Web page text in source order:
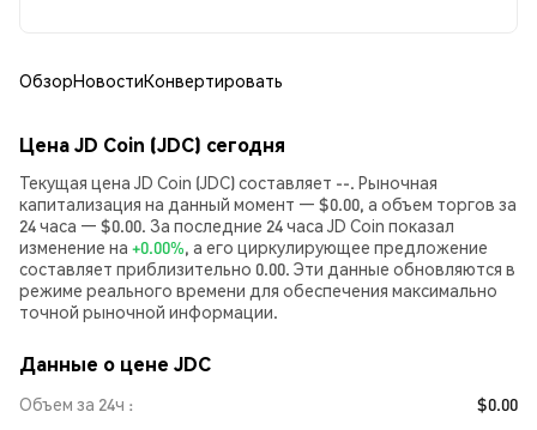
ОбзорНовостиКонвертировать
Цена JD Coin (JDC) сегодня
Текущая цена JD Coin (JDC) составляет --. Рыночная
капитализация на данный момент — $0.00, а объем торгов за
24 часа — $0.00. За последние 24 часа JD Coin показал
изменение на +0.00%, а его циркулирующее предложение
составляет приблизительно 0.00. Эти данные обновляются в
режиме реального времени для обеспечения максимально
точной рыночной информации.
Данные о цене JDC
Объем за 24ч
$0.00